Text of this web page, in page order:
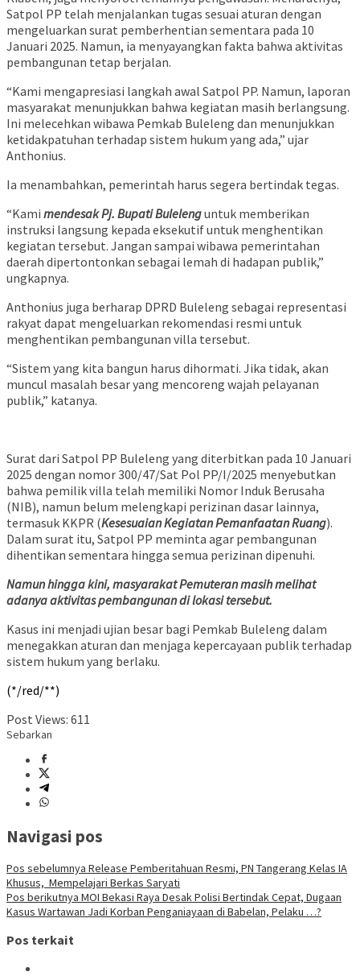
Satpol PP telah menjalankan tugas sesuai aturan dengan
mengeluarkan surat pemberhentian sementara pada 10
Januari 2025. Namun, ia menyayangkan fakta bahwa aktivitas
pembangunan tetap berjalan.
“Kami mengapresiasi langkah awal Satpol PP. Namun, laporan
masyarakat menunjukkan bahwa kegiatan masih berlangsung.
Ini melecehkan wibawa Pemkab Buleleng dan menunjukkan
ketidakpatuhan terhadap sistem hukum yang ada,” ujar
Anthonius.
Ia menambahkan, pemerintah harus segera bertindak tegas.
“Kami mendesak Pj. Bupati Bulelenguntuk memberikan
instruksi langsung kepada eksekutif untuk menghentikan
kegiatan tersebut. Jangan sampai wibawa pemerintahan
daerah dipertontonkan sebagai lemah di hadapan publik,”
ungkapnya.
Anthonius juga berharap DPRD Buleleng sebagai representasi
rakyat dapat mengeluarkan rekomendasi resmi untuk
menghentikan pembangunan villa tersebut.
“Sistem yang kita bangun harus dihormati. Jika tidak, akan
muncul masalah besar yang mencoreng wajah pelayanan
publik,” katanya.
Surat dari Satpol PP Buleleng yang diterbitkan pada 10 Januari
2025 dengan nomor 300/47/Sat Pol PP/I/2025 menyebutkan
bahwa pemilik villa telah memiliki Nomor Induk Berusaha
(NIB), namun belum melengkapi perizinan dasar lainnya,
termasuk KKPR (Kesesuaian Kegiatan Pemanfaatan Ruang).
Dalam surat itu, Satpol PP meminta agar pembangunan
dihentikan sementara hingga semua perizinan dipenuhi.
Namun hingga kini, masyarakat Pemuteran masih melihat
adanya aktivitas pembangunan di lokasi tersebut.
Kasus ini menjadi ujian besar bagi Pemkab Buleleng dalam
menegakkan aturan dan menjaga kepercayaan publik terhadap
sistem hukum yang berlaku.
(*/red/**)
Post Views: 611
Sebarkan
Navigasi pos
Pos sebelumnya Release Pemberitahuan Resmi, PN Tangerang Kelas IA
Khusus, Mempelajari Berkas Saryati
Pos berikutnya MOI Bekasi Raya Desak Polisi Bertindak Cepat, Dugaan
Kasus Wartawan Jadi Korban Penganiayaan di Babelan, Pelaku …?
Pos terkait